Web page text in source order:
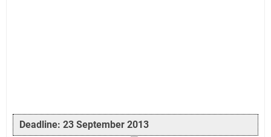
Deadline: 23 September 2013